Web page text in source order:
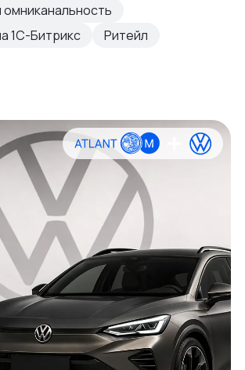
омниканальность
1С-Битрикс
Ритейл